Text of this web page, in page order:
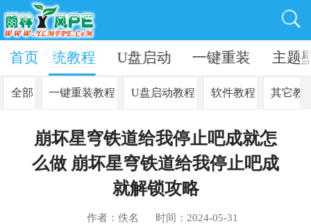
系统教程 U盘启动 一键重装 主题
首页
全部 一键重装教程 U盘启动教程 软件教程 其它教
崩坏星穹铁道给我停止吧成就怎
么做 崩坏星穹铁道给我停止吧成
就解锁攻略
作者：佚名 时间：2024-05-31